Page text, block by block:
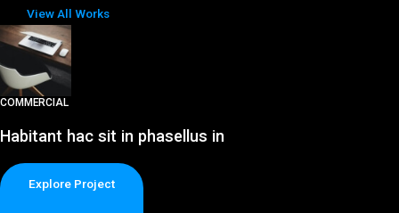
View All Works
COMMERCIAL
Habitant hac sit in phasellus in
Explore Project